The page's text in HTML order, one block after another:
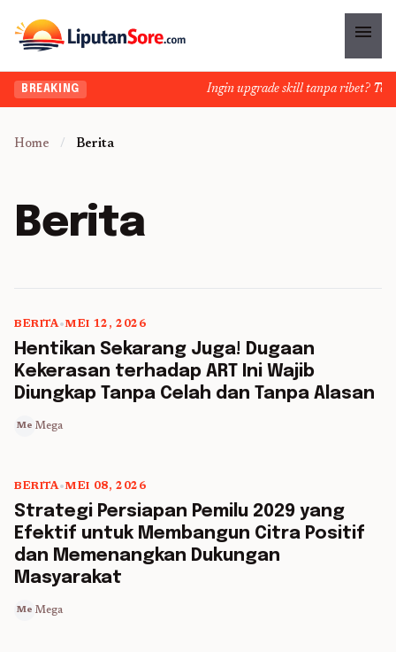
menu
BREAKING Ingin upgrade skill tanpa ribet?
Home / Berita
Berita
BERITA•MEI 12, 2026
Hentikan Sekarang Juga! Dugaan
Kekerasan terhadap ART Ini Wajib
Diungkap Tanpa Celah dan Tanpa Alasan
Me Mega
BERITA•MEI 08, 2026
Strategi Persiapan Pemilu 2029 yang
Efektif untuk Membangun Citra Positif
dan Memenangkan Dukungan
Masyarakat
Me Mega